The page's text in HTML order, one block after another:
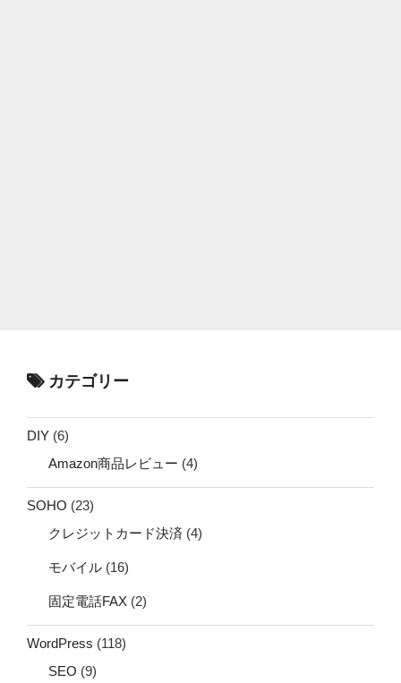
カテゴリー
DIY (6)
Amazon商品レビュー (4)
SOHO (23)
クレジットカード決済 (4)
モバイル (16)
固定電話FAX (2)
WordPress (118)
SEO (9)